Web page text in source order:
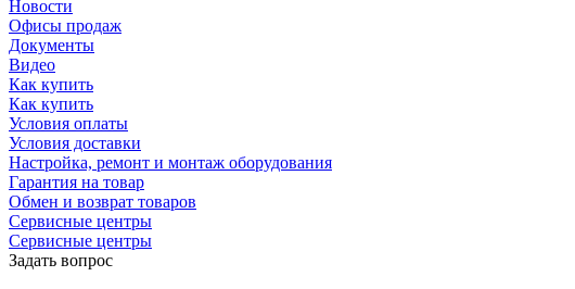
Новости
Офисы продаж
Документы
Видео
Как купить
Как купить
Условия оплаты
Условия доставки
Настройка, ремонт и монтаж оборудования
Гарантия на товар
Обмен и возврат товаров
Сервисные центры
Сервисные центры
Задать вопрос